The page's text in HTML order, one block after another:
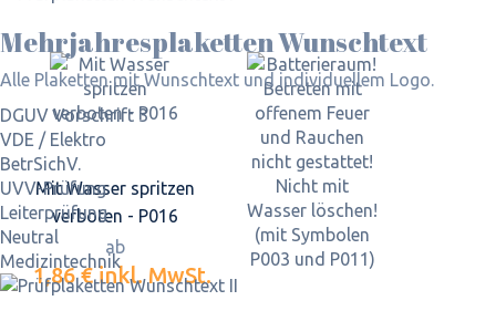
Mehrjahres­plaketten Wunschtext
Alle Plaketten mit Wunschtext und individuellem Logo.
DGUV Vorschrift 3
VDE / Elektro
BetrSichV.
UVV-Prüfung
Leiterprüfung
Neutral
Medizintechnik
Mit Wasser spritzen
verboten - P016
ab
1,86 €inkl. MwSt.